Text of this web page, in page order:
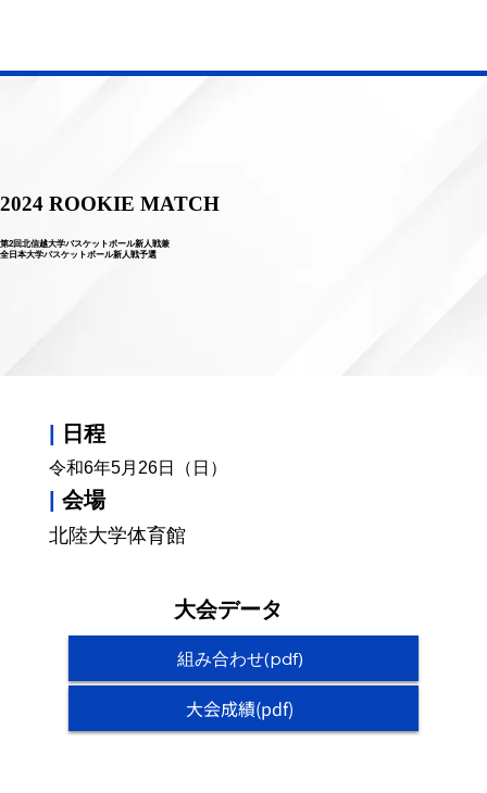
2024 ROOKIE MATCH
第2回北信越大学バスケットボール新人戦兼
全日本大学バスケットボール新人戦予選
| 日程
令和6年5月26日（日）
会場
北陸大学体育館
大会データ
組み合わせ(pdf)
大会成績(pdf)